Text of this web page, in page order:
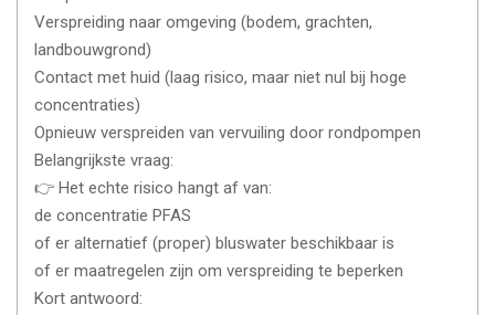
Verspreiding naar omgeving (bodem, grachten,
landbouwgrond)
Contact met huid (laag risico, maar niet nul bij hoge
concentraties)
Opnieuw verspreiden van vervuiling door rondpompen
Belangrijkste vraag:
👉 Het echte risico hangt af van:
de concentratie PFAS
of er alternatief (proper) bluswater beschikbaar is
of er maatregelen zijn om verspreiding te beperken
Kort antwoord: